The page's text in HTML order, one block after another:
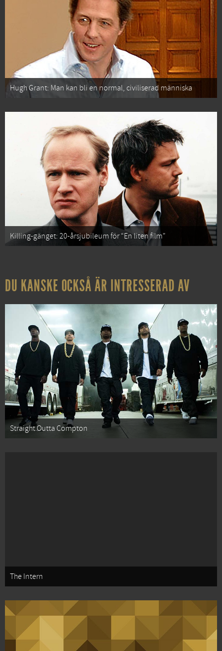
Hugh Grant: Man kan bli en normal, civiliserad människa
Killing-gänget: 20-årsjubileum för “En liten film”
DU KANSKE OCKSÅ ÄR INTRESSERAD AV
Straight Outta Compton
The Intern